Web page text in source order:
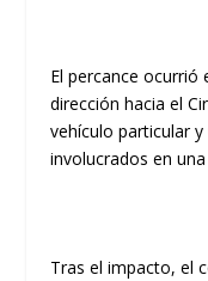
​El percance ocurrió
dirección hacia el
vehículo particular
involucrados en
​Tras el impacto, el